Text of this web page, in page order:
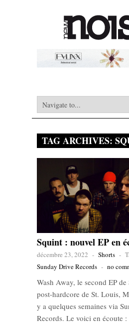
TAG ARCHIVES:
Squint : nouvel EP en
décembre 23, 2022 - Shorts -
Sunday Drive Records - no
Wash Away, le second EP
post-hardcore de St. Louis,
y a quelques semaines via
Records. Le voici en écoute